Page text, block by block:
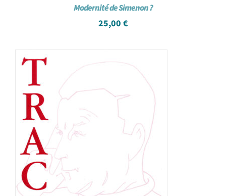
Modernité de Simenon ?
25,00 €